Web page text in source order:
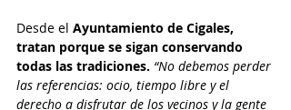
Desde el Ayuntamiento de Cigales,
tratan porque se sigan conservando
todas las tradiciones. “No debemos perder
las referencias: ocio, tiempo libre y el
derecho a disfrutar de los vecinos y la gente